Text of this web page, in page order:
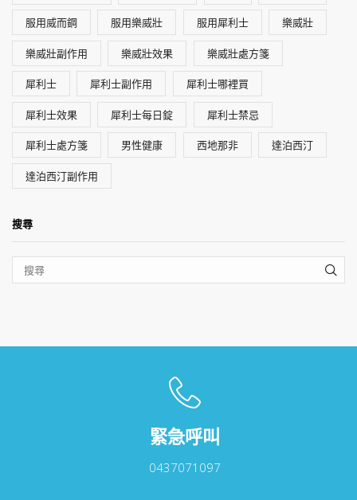
服用威而鋼 服用樂威壯 服用犀利士 樂威壯
樂威壯副作用 樂威壯效果 樂威壯處方箋
犀利士 犀利士副作用 犀利士哪裡買
犀利士效果 犀利士每日錠 犀利士禁忌
犀利士處方箋 男性健康 西地那非 達泊西汀
達泊西汀副作用
搜尋
緊急呼叫
0437071097